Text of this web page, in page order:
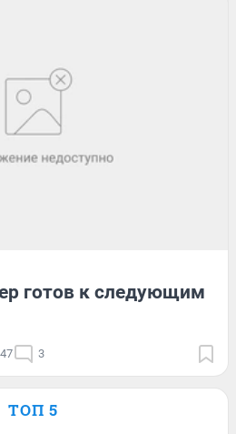
готов к следующим
3
ТОП 5